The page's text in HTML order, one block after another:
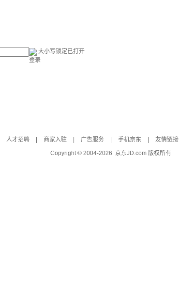
大小写锁定已打开
登录
人才招聘 商家入驻 广告服务 手机京东 友情链接
Copyright © 2004-2026 京东JD.com 版权所有